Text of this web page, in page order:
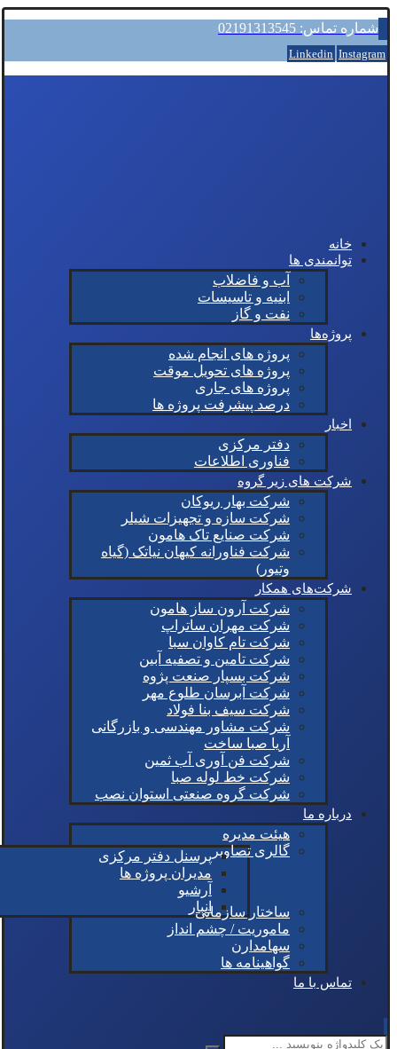
شماره تماس: 02191313545
Linkedin Instagram
خانه
توانمندی ها
آب و فاضلاب
ابنیه و تاسیسات
نفت و گاز
پروژه‌ها
پروژه های انجام شده
پروژه های تحویل موقت
پروژه های جاری
درصد پیشرفت پروژه ها
اخبار
دفتر مرکزی
فناوری اطلاعات
شرکت های زیر گروه
شرکت بهار ریوکان
شرکت سازه و تجهیزات شیلر
شرکت صنایع تاک هامون
شرکت فناورانه کیهان نیاتک (گیاه
وتیور)
شرکت‌های همکار
شرکت آرون ساز هامون
شرکت مهران ساتراپ
شرکت تام کاوان سبا
شرکت تامین و تصفیه آبین
شرکت بسپار صنعت پژوه
شرکت آبرسان طلوع مهر
شرکت سیف بنا فولاد
شرکت مشاور مهندسی و بازرگانی
آریا صبا ساخت
شرکت فن آوری آب ثمین
شرکت خط لوله صبا
شرکت گروه صنعتی استوان نصب
درباره ما
هیئت مدیره
گالری تصاویرپرسنل دفتر مرکزی
مدیران پروژه ها
آرشیو
انبار
ساختار سازمانی
ماموریت / چشم انداز
سهامدارن
گواهینامه ها
تماس با ما